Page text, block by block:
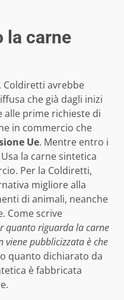
la carne
, Coldiretti avrebbe
che già dagli inizi
alle prime richieste di
in commercio che
Ue. Mentre entro i
la carne sintetica
Per la Coldiretti,
migliore alla
di animali, neanche
Come scrive
quanto riguarda la carne
pubblicizzata è che
quanto dichiarato da
è fabbricata